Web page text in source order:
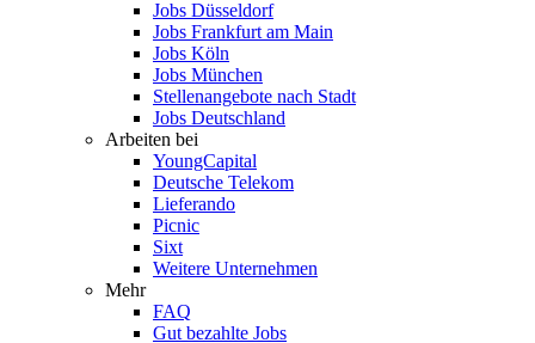
Jobs Düsseldorf
Jobs Frankfurt am Main
Jobs Köln
Jobs München
Stellenangebote nach Stadt
Jobs Deutschland
Arbeiten bei
YoungCapital
Deutsche Telekom
Lieferando
Picnic
Sixt
Weitere Unternehmen
Mehr
FAQ
Gut bezahlte Jobs